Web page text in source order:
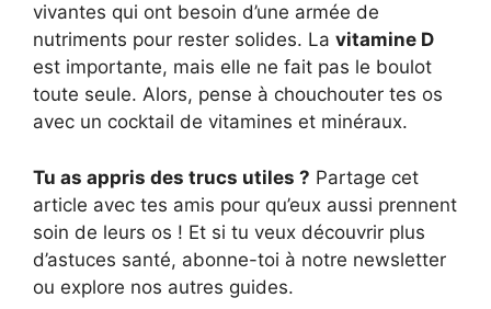
vivantes qui ont besoin d’une armée de
nutriments pour rester solides. La vitamine D
est importante, mais elle ne fait pas le boulot
toute seule. Alors, pense à chouchouter tes os
avec un cocktail de vitamines et minéraux.
Tu as appris des trucs utiles ? Partage cet
article avec tes amis pour qu’eux aussi prennent
soin de leurs os ! Et si tu veux découvrir plus
d’astuces santé, abonne-toi à notre newsletter
ou explore nos autres guides.